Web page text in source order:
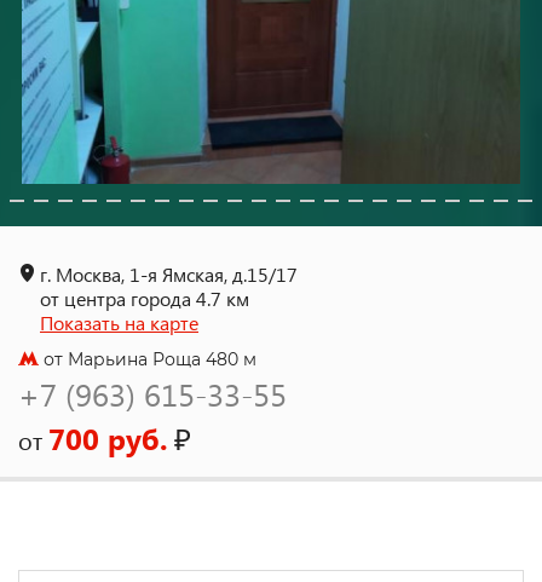
г. Москва, 1-я Ямская, д.15/17
от центра города 4.7 км
Показать на карте
от Марьина Роща 480 м
+7 (963) 615-33-55
от 700 руб.₽